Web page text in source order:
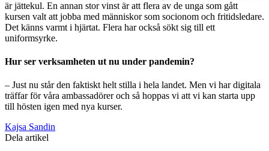
är jättekul. En annan stor vinst är att flera av de unga som gått
kursen valt att jobba med människor som socionom och fritidsledare.
Det känns varmt i hjärtat. Flera har också sökt sig till ett
uniformsyrke.
Hur ser verksamheten ut nu under pandemin?
– Just nu står den faktiskt helt stilla i hela landet. Men vi har digitala
träffar för våra ambassadörer och så hoppas vi att vi kan starta upp
till hösten igen med nya kurser.
Kajsa Sandin
Dela artikel